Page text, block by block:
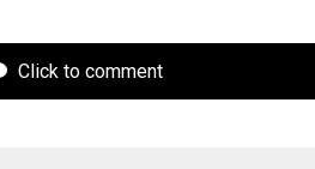
Click to comment